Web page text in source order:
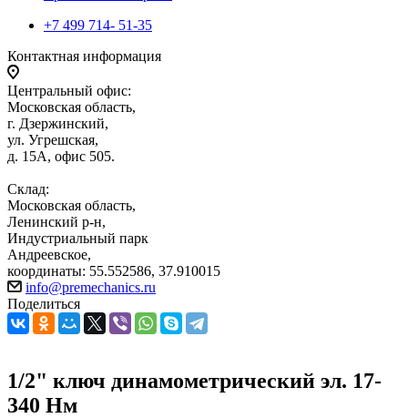
+7 499 714- 51-35
Контактная информация
Центральный офис:
Московская область,
г. Дзержинский,
ул. Угрешская,
д. 15А, офис 505.
Склад:
Московская область,
Ленинский р-н,
Индустриальный парк
Андреевское,
координаты: 55.552586, 37.910015
info@premechanics.ru
Поделиться
1/2" ключ динамометрический эл. 17-
340 Нм